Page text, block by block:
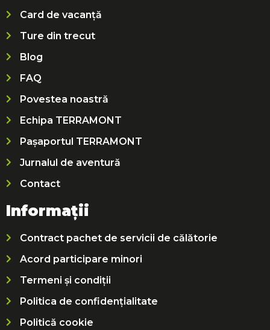
Card de vacanță
Ture din trecut
Blog
FAQ
Povestea noastră
Echipa TERRAMONT
Pașaportul TERRAMONT
Jurnalul de aventură
Contact
Informații
Contract pachet de servicii de călătorie
Acord participare minori
Termeni și condiții
Politica de confidențialitate
Politică cookie